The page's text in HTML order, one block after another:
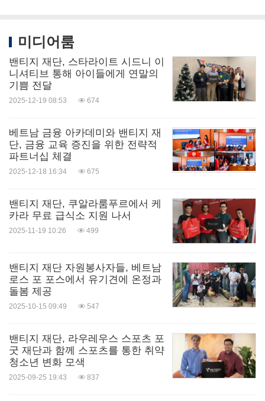
미디어룸
밴티지 재단, 스타라이트 시드니 이
니셔티브 통해 아이들에게 연말의
기쁨 전달
2025-12-19 08:53 674
베트남 금융 아카데미와 밴티지 재
단, 금융 교육 증진을 위한 전략적
파트너십 체결
2025-12-18 16:34 675
밴티지 재단, 쿠알라룸푸르에서 케
카라 무료 급식소 지원 나서
2025-11-19 10:26 499
밴티지 재단 자원봉사자들, 베트남
로스 포 포스에서 유기견에 온정과
돌봄 제공
2025-10-15 09:49 547
밴티지 재단, 라우레우스 스포츠 포
굿 재단과 함께 스포츠를 통한 취약
청소년 변화 모색
2025-09-25 19:43 837